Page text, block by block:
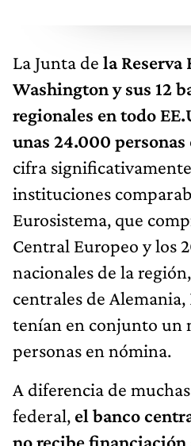
La Junta de la Reserva
Washington y sus 12
regionales en todo
unas 24.000 personas
cifra
instituciones
Eurosistema, que
Central Europeo y los
nacionales de la
centrales de
tenían en conjunto un
personas en nómina.
A diferencia de
federal, el banco
no recibe financiación